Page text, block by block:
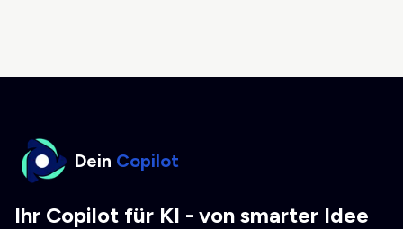
Dein Copilot
Ihr Copilot für KI - von smarter Idee